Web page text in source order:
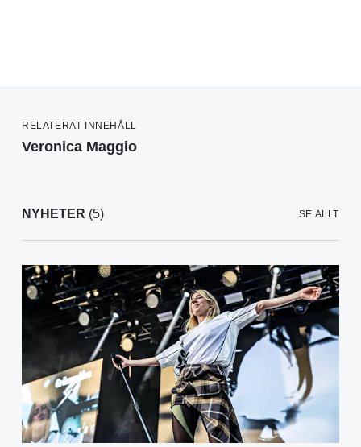
RELATERAT INNEHÅLL
Veronica Maggio
NYHETER (5) SE ALLT